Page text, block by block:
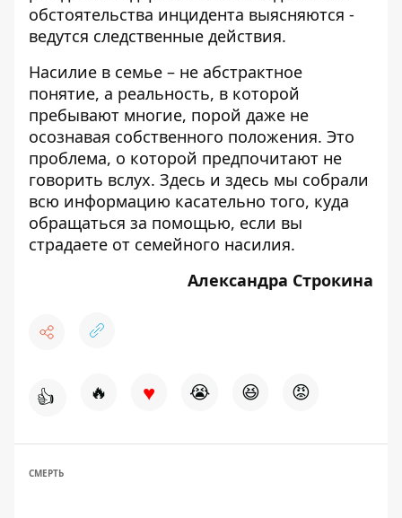
обстоятельства инцидента выясняются -
ведутся следственные действия.
Насилие в семье – не абстрактное
понятие, а реальность, в которой
пребывают многие, порой даже не
осознавая собственного положения. Это
проблема, о которой предпочитают не
говорить вслух. Здесь и здесь мы собрали
всю информацию касательно того, куда
обращаться за помощью, если вы
страдаете от семейного насилия.
Александра Строкина
👍 🔥 ♥ 😭 😆 😡
СМЕРТЬ